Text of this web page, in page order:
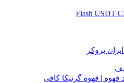
Flash USDT
بروکر
قهوه | قهوه گرنیکا کافی